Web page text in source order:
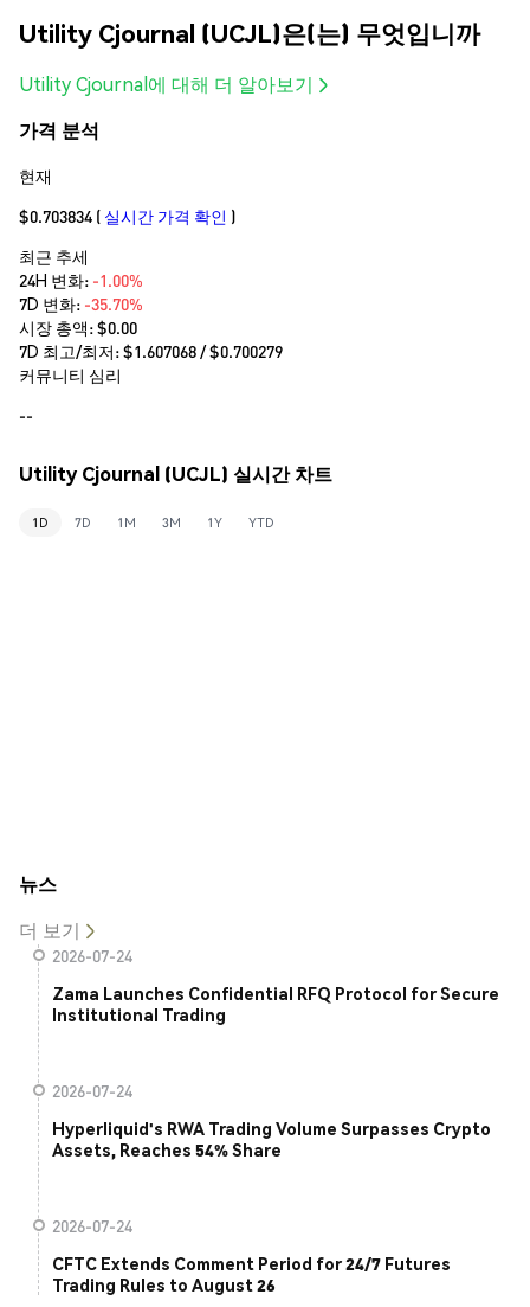
Utility Cjournal (UCJL)은(는) 무엇입니까
Utility Cjournal에 대해 더 알아보기
가격 분석
현재
$0.703834 ( 실시간 가격 확인 )
최근 추세
24H 변화: -1.00%
7D 변화: -35.70%
시장 총액:$0.00
7D 최고/최저: $1.607068/ $0.700279
커뮤니티 심리
--
Utility Cjournal (UCJL) 실시간 차트
1D 7D 1M 3M 1Y YTD
뉴스
더 보기
2026-07-24
Zama Launches Confidential RFQ Protocol for Secure
Institutional Trading
2026-07-24
Hyperliquid's RWA Trading Volume Surpasses Crypto
Assets, Reaches 54% Share
2026-07-24
CFTC Extends Comment Period for 24/7 Futures
Trading Rules to August 26